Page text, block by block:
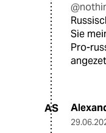
Sie
Pro-
AS